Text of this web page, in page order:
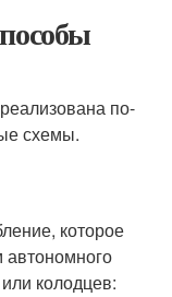
по-
схемы.
которое
автономного
колодцев: